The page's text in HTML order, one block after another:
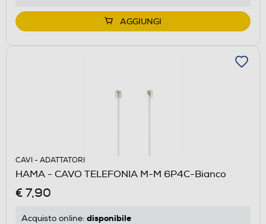
AGGIUNGI
CAVI - ADATTATORI
HAMA - CAVO TELEFONIA M-M 6P4C-Bianco
€ 7,90
Acquisto online: disponibile